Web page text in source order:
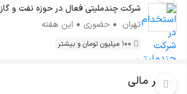
شرکت چندملیتی فعال در حوزه نفت و گاز
تهران
حضوری این هفته
100 میلیون تومان و بیشتر
مدیر مالی